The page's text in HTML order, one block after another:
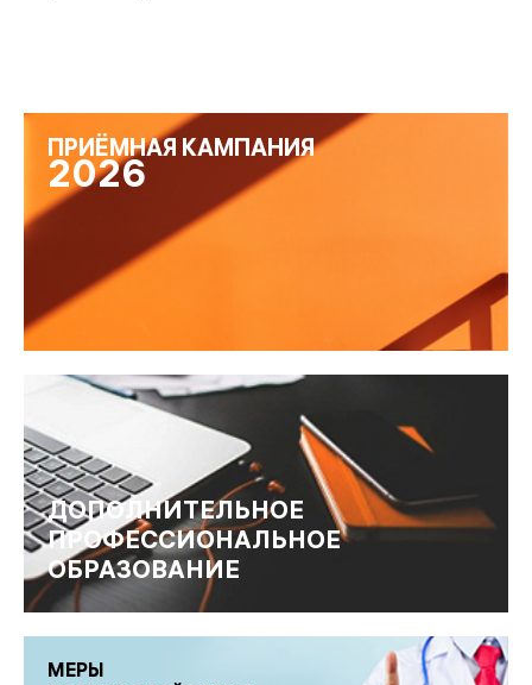
ПРИЁМНАЯ КАМПАНИЯ
2026
ДОПОЛНИТЕЛЬНОЕ
ПРОФЕССИОНАЛЬНОЕ
ОБРАЗОВАНИЕ
МЕРЫ